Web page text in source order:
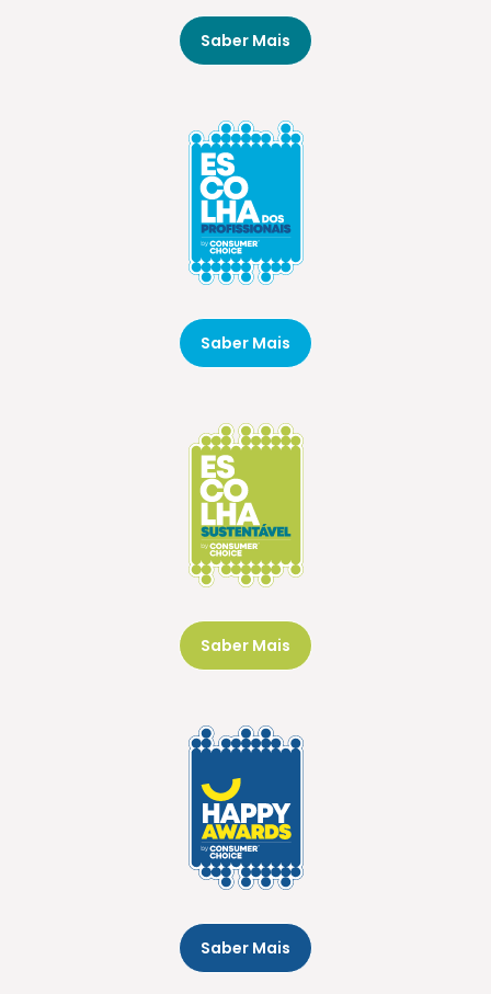
Saber Mais
Saber Mais
Saber Mais
Saber Mais